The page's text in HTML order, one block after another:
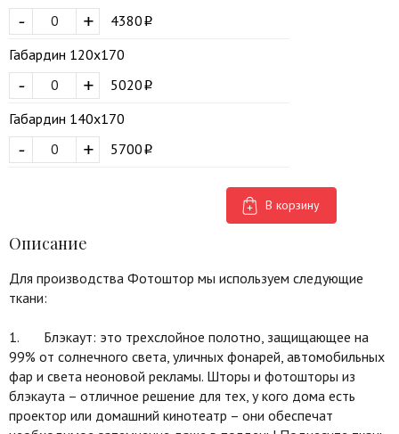
+
-
4380
Габардин 120х170
+
-
5020
Габардин 140х170
+
- 5700
В корзину
Описание
Для производства Фотоштор мы используем следующие
ткани:
1. Блэкаут: это трехслойное полотно, защищающее на
99% от солнечного света, уличных фонарей, автомобильных
фар и света неоновой рекламы. Шторы и фотошторы из
блэкаута – отличное решение для тех, у кого дома есть
проектор или домашний кинотеатр – они обеспечат